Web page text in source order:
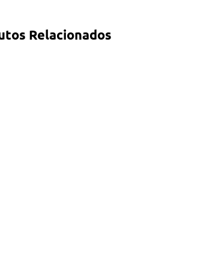
Relacionados